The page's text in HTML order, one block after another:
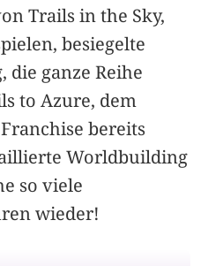
Trails in the Sky,
besiegelte
die ganze Reihe
to Azure, dem
bereits
Worldbuilding
so viele
wieder!